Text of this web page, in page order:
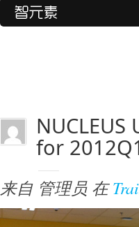
for
来自 管理员 在